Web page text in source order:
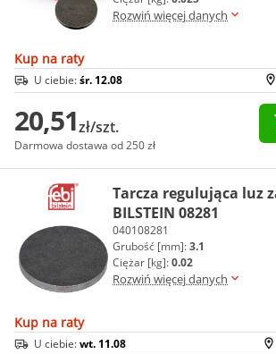
Rozwiń więcej danych
Kup na raty
U ciebie:śr. 12.08
20,51zł/szt.
Darmowa dostawa od 250 zł
Tarcza regulująca luz
BILSTEIN 08281
040108281
Grubość [mm]:3.1
Ciężar [kg]:0.02
Rozwiń więcej danych
Kup na raty
U ciebie:wt. 11.08